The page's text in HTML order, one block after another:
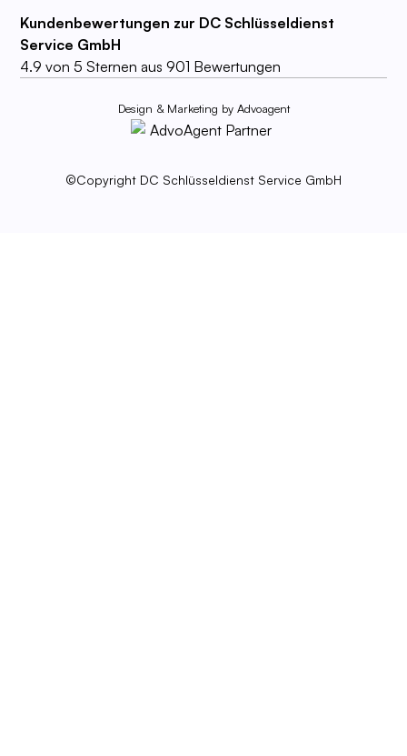
Kundenbewertungen zur DC Schlüsseldienst
Service GmbH
4.9 von5 Sternen aus901 Bewertungen
©Copyright DC Schlüsseldienst Service GmbH
Design & Marketing by Advoagent